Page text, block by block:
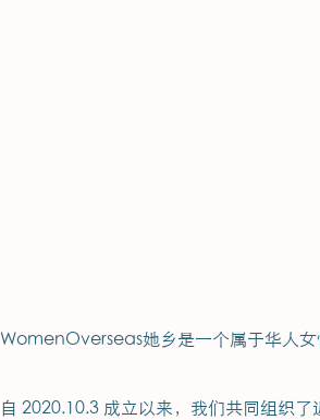
WomenOverseas她乡是一个属于华人女
自 2020.10.3 成立以来，我们共同组织